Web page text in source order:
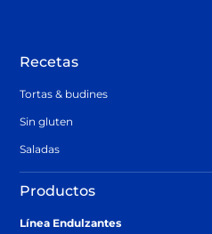
Recetas
Tortas & budines
Sin gluten
Saladas
Productos
Línea Endulzantes